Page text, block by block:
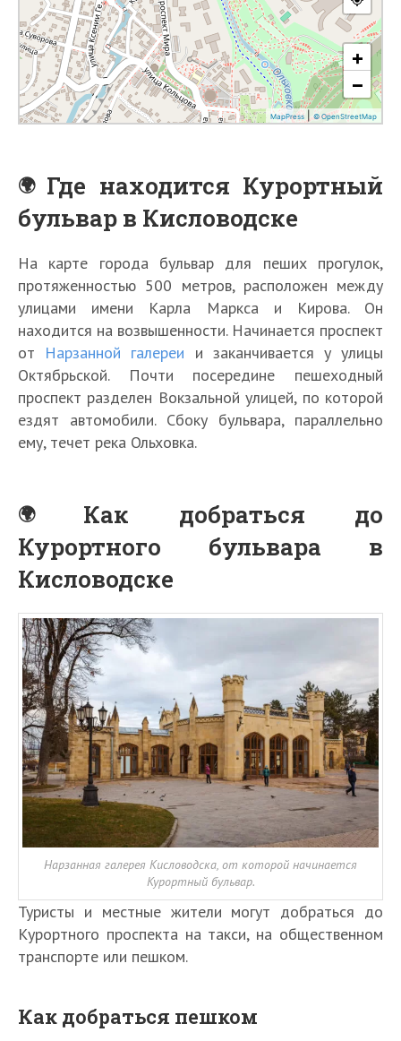
Где находится Курортный
бульвар в Кисловодске
На карте города бульвар для пеших прогулок,
протяженностью 500 метров, расположен между
улицами имени Карла Маркса и Кирова. Он
находится на возвышенности. Начинается проспект
от Нарзанной галереи и заканчивается у улицы
Октябрьской. Почти посередине пешеходный
проспект разделен Вокзальной улицей, по которой
ездят автомобили. Сбоку бульвара, параллельно
ему, течет река Ольховка.
Как добраться до
Курортного бульвара в
Кисловодске
Нарзанная галерея Кисловодска, от которой начинается
Курортный бульвар.
Туристы и местные жители могут добраться до
Курортного проспекта на такси, на общественном
транспорте или пешком.
Как добраться пешком